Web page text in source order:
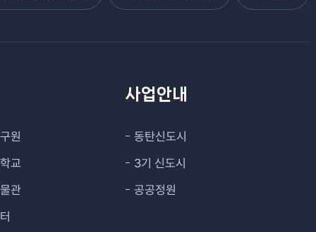
원
교
관
사업안내
동탄신도시
3기 신도시
공공정원